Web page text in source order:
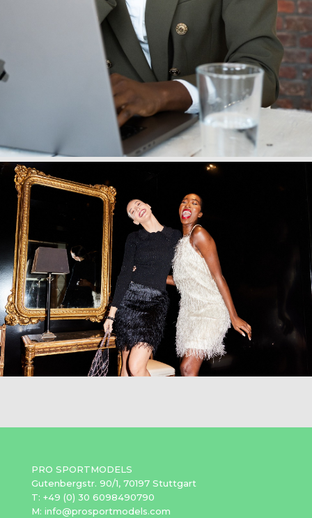
PRO SPORTMODELS
Gutenbergstr. 90/1, 70197 Stuttgart
T: +49 (0) 30 6098490790
M: info@prosportmodels.com